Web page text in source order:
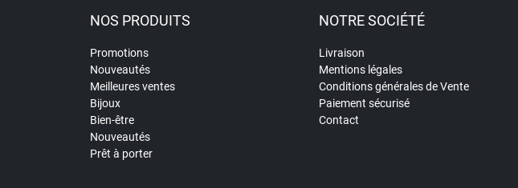
NOS PRODUITS
Promotions
Nouveautés
Meilleures ventes
Bijoux
Bien-être
Nouveautés
Prêt à porter
NOTRE SOCIÉTÉ
Livraison
Mentions légales
Conditions générales de Vente
Paiement sécurisé
Contact